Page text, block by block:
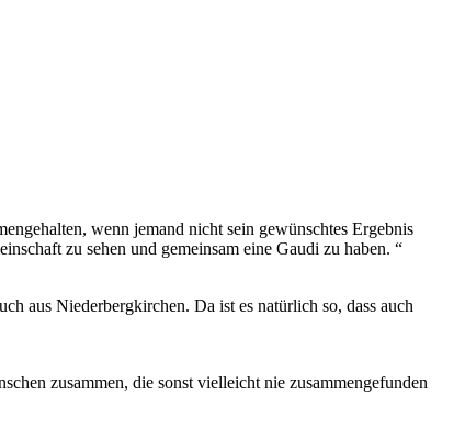
wenn jemand nicht sein gewünschtes Ergebnis
zu sehen und gemeinsam eine Gaudi zu haben. “
aus Niederbergkirchen. Da ist es natürlich so, dass auch
zusammen, die sonst vielleicht nie zusammengefunden